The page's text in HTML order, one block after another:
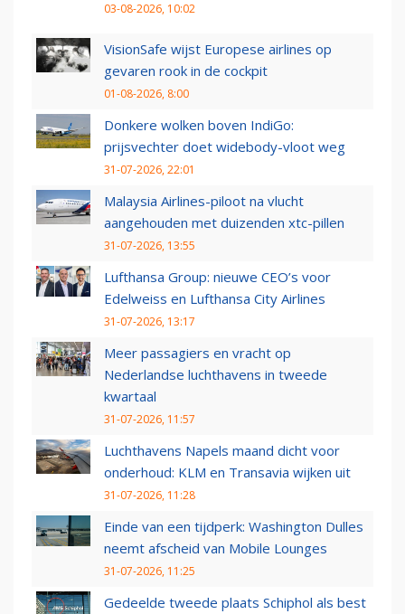
03-08-2026, 10:02
VisionSafe wijst Europese airlines op
gevaren rook in de cockpit
01-08-2026, 8:00
Donkere wolken boven IndiGo:
prijsvechter doet widebody-vloot weg
31-07-2026, 22:01
Malaysia Airlines-piloot na vlucht
aangehouden met duizenden xtc-pillen
31-07-2026, 13:55
Lufthansa Group: nieuwe CEO’s voor
Edelweiss en Lufthansa City Airlines
31-07-2026, 13:17
Meer passagiers en vracht op
Nederlandse luchthavens in tweede
kwartaal
31-07-2026, 11:57
Luchthavens Napels maand dicht voor
onderhoud: KLM en Transavia wijken uit
31-07-2026, 11:28
Einde van een tijdperk: Washington Dulles
neemt afscheid van Mobile Lounges
31-07-2026, 11:25
Gedeelde tweede plaats Schiphol als best